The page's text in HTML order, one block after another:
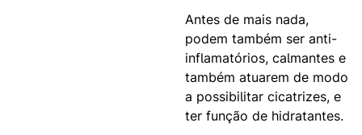
Antes de mais nada,
podem também ser anti-
inflamatórios, calmantes e
também atuarem de modo
a possibilitar cicatrizes, e
ter função de hidratantes.